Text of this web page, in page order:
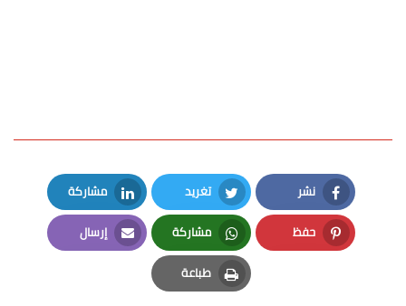
نشر
Facebook
تغريد
Twitter
مشاركة
LinkedIn
حفظ
Pinterest
مشاركة
Whatsapp
إرسال
Email
طباعة
Print